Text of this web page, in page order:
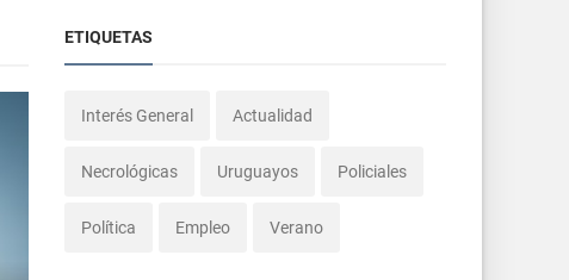
ETIQUETAS
Interés General Actualidad
Necrológicas Uruguayos Policiales
Política Empleo Verano